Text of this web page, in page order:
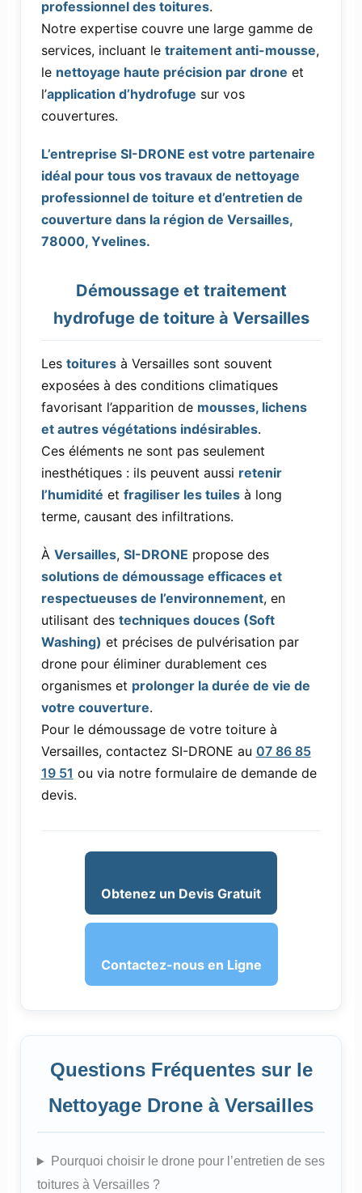
professionnel des toitures.
Notre expertise couvre une large gamme de
services, incluant le traitement anti-mousse,
le nettoyage haute précision par drone et
l’application d’hydrofuge sur vos
couvertures.
L’entreprise SI-DRONE est votre partenaire
idéal pour tous vos travaux de nettoyage
professionnel de toiture et d’entretien de
couverture dans la région de Versailles,
78000, Yvelines.
Démoussage et traitement
hydrofuge de toiture à Versailles
Les toituresà Versailles sont souvent
exposées à des conditions climatiques
favorisant l’apparition de mousses, lichens
et autres végétations indésirables.
Ces éléments ne sont pas seulement
inesthétiques : ils peuvent aussi retenir
l’humidité et fragiliser les tuilesà long
terme, causant des infiltrations.
À Versailles, SI-DRONE propose des
solutions de démoussage efficaces et
respectueuses de l’environnement, en
utilisant des techniques douces (Soft
Washing) et précises de pulvérisation par
drone pour éliminer durablement ces
organismes et prolonger la durée de vie de
votre couverture.
Pour le démoussage de votre toiture à
Versailles, contactez SI-DRONE au 07 86 85
19 51 ou via notre formulaire de demande de
devis.
Obtenez un Devis Gratuit
Contactez-nous en Ligne
Questions Fréquentes sur le
Nettoyage Drone à Versailles
Pourquoi choisir le drone pour l’entretien de ses
toitures à Versailles ?